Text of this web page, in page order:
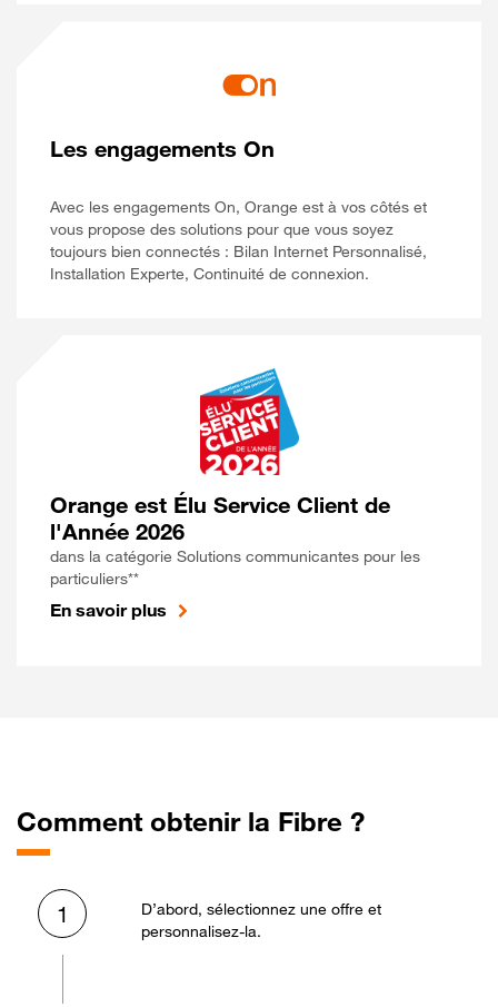
Les engagements On
Avec les engagements On, Orange est à vos côtés et
vous propose des solutions pour que vous soyez
toujours bien connectés : Bilan Internet Personnalisé,
Installation Experte, Continuité de connexion.
Orange est Élu Service Client de
l'Année 2026
dans la catégorie Solutions communicantes pour les
particuliers**
En savoir plus
Comment obtenir la Fibre ?
1
D’abord, sélectionnez une offre et
personnalisez-la.